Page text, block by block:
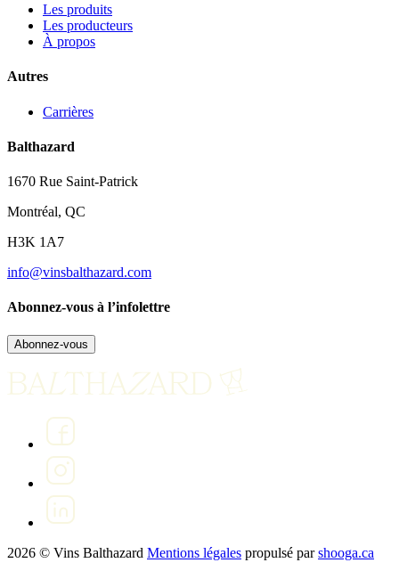
Les produits
Les producteurs
À propos
Autres
Carrières
Balthazard
1670 Rue Saint-Patrick
Montréal, QC
H3K 1A7
info@vinsbalthazard.com
Abonnez-vous à l’infolettre
Abonnez-vous
2026 © Vins Balthazard Mentions légales propulsé parshooga.ca